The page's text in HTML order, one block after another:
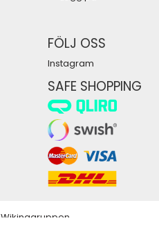
FÖLJ OSS
Instagram
SAFE SHOPPING
Wikinggruppen